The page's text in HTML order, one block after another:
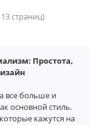
страниц)
Простота,
все больше и
основной стиль.
кажутся на